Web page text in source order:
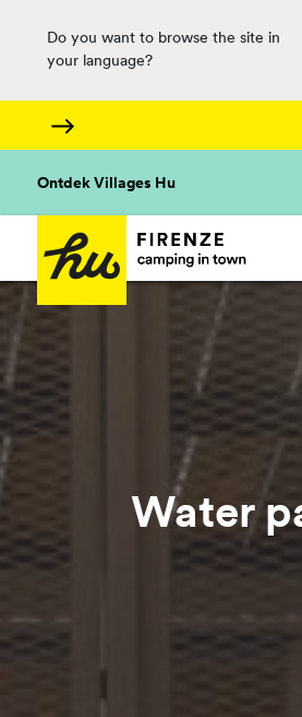
Do you want to browse the site in
your language?
Ontdek Villages Hu
Water